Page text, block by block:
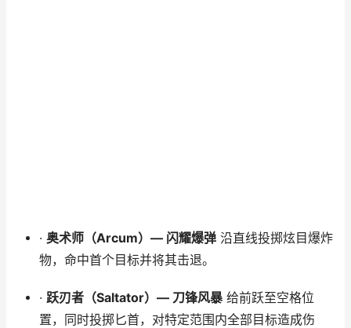
· 奥术师（Arcum）— 闪耀爆弹沿直线投掷炫目爆炸
物，命中首个目标并将其击退。
· 跃刃者（Saltator）— 刀锋风暴给前跃至空格位
置，同时投掷匕首，对特定范围内全部目标造成伤